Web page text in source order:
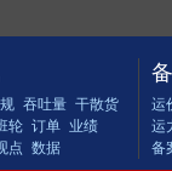
吞吐量 干散货
轮 订单 业绩
点 数据
运
运
备